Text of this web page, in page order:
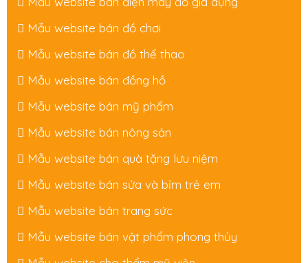
Mẫu website bán đồ chơi
Mẫu website bán đồ thể thao
Mẫu website bán đồng hồ
Mẫu website bán mỹ phẩm
Mẫu website bán nông sản
Mẫu website bán quà tặng lưu niệm
Mẫu website bán sửa và bỉm trẻ em
Mẫu website bán trang sức
Mẫu website bán vật phẩm phong thủy